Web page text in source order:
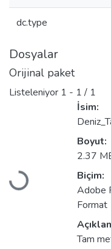
dc.type
Dosyalar
Orijinal paket
Listeleniyor 1 - 1 / 1
Yükleniyor...
İsim:
Boyut:
2.37
Biçim:
Adobe
Format
Tam